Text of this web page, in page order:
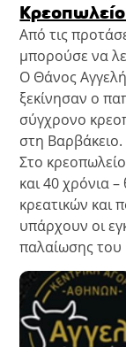
Από τις
μπορούσε να
Ο Θάνος
ξεκίνησαν ο
σύγχρονο
στη Βαρβάκειο.
Στο
και 40 χρόνια –
κρεατικών και
υπάρχουν οι
παλαίωσης του